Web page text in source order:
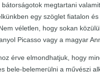
megtartani
egy szöglet fiatalon
véletlen, hogy sokan
Picasso vagy a magyar
érve elmondhatjuk, hogy
bele-belemerülni a művészi